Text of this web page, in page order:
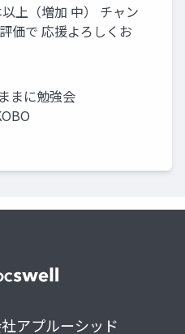
上（増加 中） チャン
価で 応援よろしくお
まに勉強会
アプルーシッド